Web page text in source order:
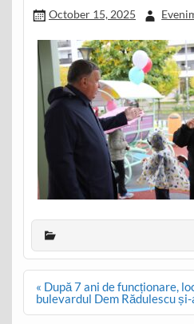
October 15, 2025
Post
navigation
« După 7 ani de funcționare,
bulevardul Dem Rădulescu